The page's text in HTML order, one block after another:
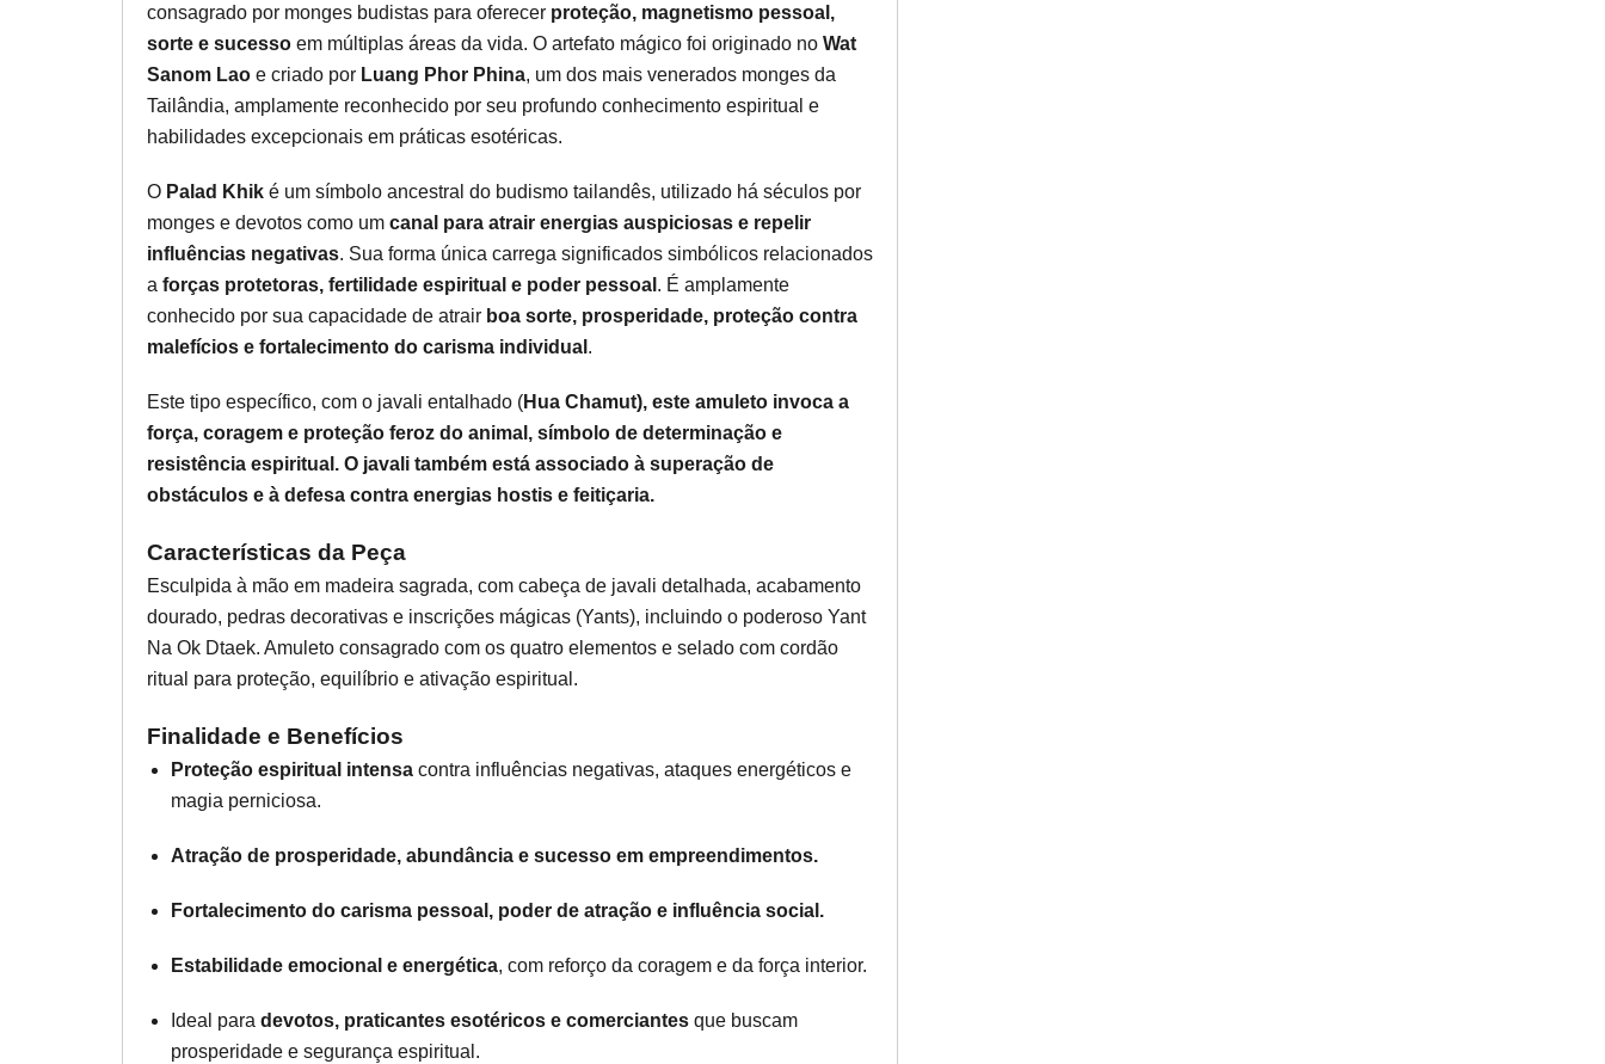
consagrado por monges budistas para oferecer proteção, magnetismo pessoal,
sorte e sucesso em múltiplas áreas da vida. O artefato mágico foi originado no Wat
Sanom Lao e criado por Luang Phor Phina, um dos mais venerados monges da
Tailândia, amplamente reconhecido por seu profundo conhecimento espiritual e
habilidades excepcionais em práticas esotéricas.
O Palad Khik é um símbolo ancestral do budismo tailandês, utilizado há séculos por
monges e devotos como um canal para atrair energias auspiciosas e repelir
influências negativas. Sua forma única carrega significados simbólicos relacionados
a forças protetoras, fertilidade espiritual e poder pessoal . É amplamente
conhecido por sua capacidade de atrair boa sorte, prosperidade, proteção contra
malefícios e fortalecimento do carisma individual .
Este tipo específico, com o javali entalhado (Hua Chamut), este amuleto invoca a
força, coragem e proteção feroz do animal, símbolo de determinação e
resistência espiritual. O javali também está associado à superação de
obstáculos e à defesa contra energias hostis e feitiçaria.
Características da Peça
Esculpida à mão em madeira sagrada, com cabeça de javali detalhada, acabamento
dourado, pedras decorativas e inscrições mágicas (Yants), incluindo o poderoso Yant
Na Ok Dtaek. Amuleto consagrado com os quatro elementos e selado com cordão
ritual para proteção, equilíbrio e ativação espiritual.
Finalidade e Benefícios
Proteção espiritual intensa contra influências negativas, ataques energéticos e
magia perniciosa.
Atração de prosperidade, abundância e sucesso em empreendimentos.
Fortalecimento do carisma pessoal, poder de atração e influência social.
Estabilidade emocional e energética, com reforço da coragem e da força interior.
Ideal para devotos, praticantes esotéricos e comerciantes que buscam
prosperidade e segurança espiritual.